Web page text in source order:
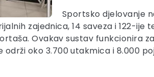
Sportsko djelovanje
zajednica, 14 saveza i 122-ije
Ovakav sustav funkcionira
oko 3.700 utakmica i 8.000